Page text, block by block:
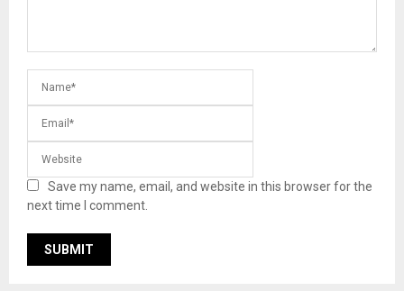
Save my name, email, and website in this browser for the
next time I comment.